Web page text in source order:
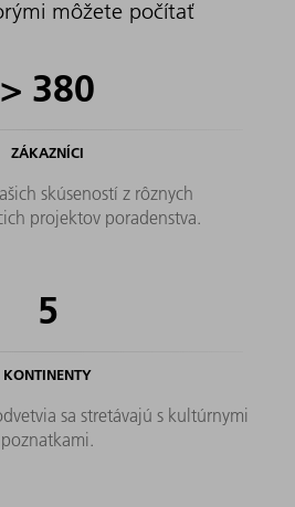
môžete počítať
> 380
ZÁKAZNÍCI
skúseností z rôznych
projektov poradenstva.
5
KONTINENTY
sa stretávajú s kultúrnymi
poznatkami.